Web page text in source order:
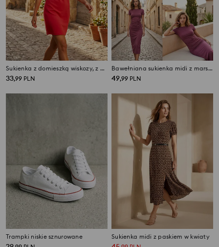
Sukienka z domieszką wiskozy, z wiązaniem na plecach
33,99 PLN
Bawełniana sukienka midi z marszczeniem po bokach
49,99 PLN
Trampki niskie sznurowane Sukienka midi z paskiem w kwiaty